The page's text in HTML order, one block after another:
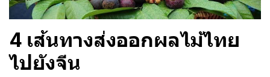
4 เส้นทางส่งออกผลไม้ไทย
ไปยังจีน